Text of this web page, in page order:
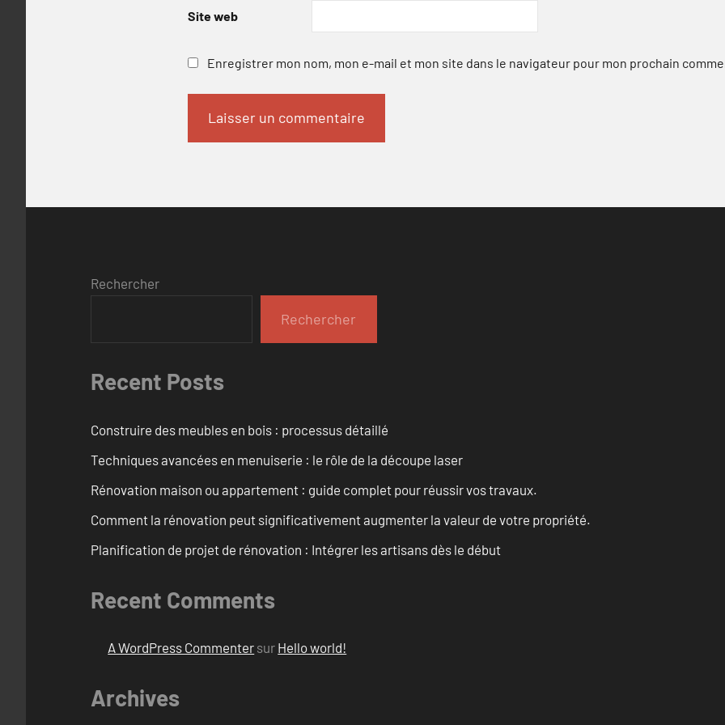
Site web
Enregistrer mon nom, mon e-mail et mon site dans le navigateur pour mon prochain
Rechercher
Rechercher
Recent Posts
Construire des meubles en bois : processus détaillé
Techniques avancées en menuiserie : le rôle de la découpe laser
Rénovation maison ou appartement : guide complet pour réussir vos travaux.
Comment la rénovation peut significativement augmenter la valeur de votre propriété.
Planification de projet de rénovation : Intégrer les artisans dès le début
Recent Comments
A WordPress Commenter sur Hello world!
Archives